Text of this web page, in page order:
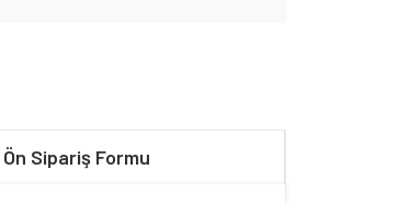
Ön Sipariş Formu